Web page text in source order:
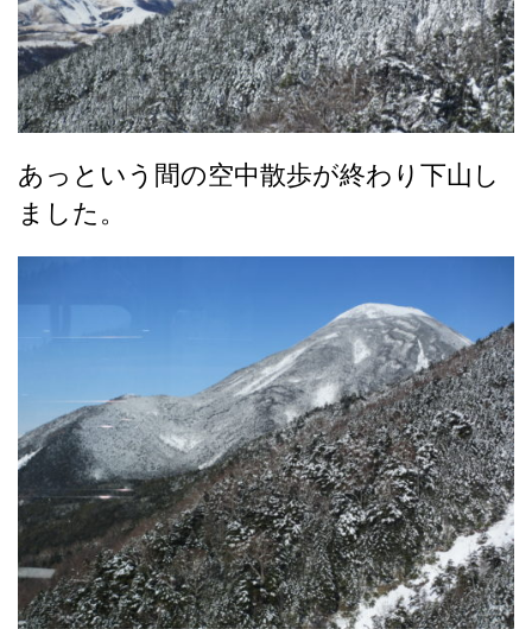
あっという間の空中散歩が終わり下山し
ました。